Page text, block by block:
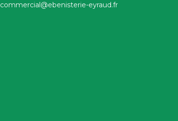
commercial@ebenisterie-eyraud.fr